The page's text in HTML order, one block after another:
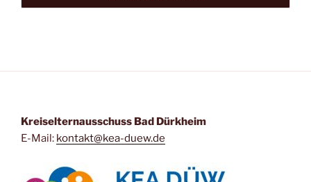
Kreiselternausschuss Bad Dürkheim
E-Mail: kontakt@kea-duew.de